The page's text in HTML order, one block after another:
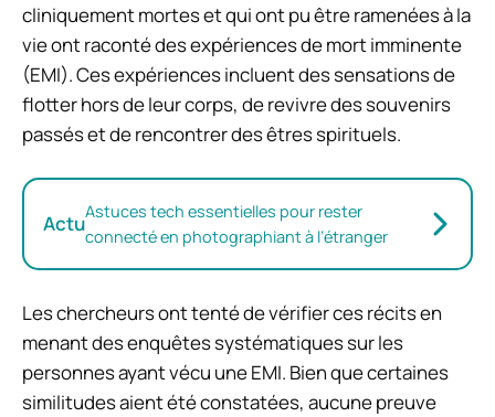
cliniquement mortes et qui ont pu être ramenées à la
vie ont raconté des expériences de mort imminente
(EMI). Ces expériences incluent des sensations de
flotter hors de leur corps, de revivre des souvenirs
passés et de rencontrer des êtres spirituels.
ActuAstuces tech essentielles pour rester
connecté en photographiant à l’étranger
Les chercheurs ont tenté de vérifier ces récits en
menant des enquêtes systématiques sur les
personnes ayant vécu une EMI. Bien que certaines
similitudes aient été constatées, aucune preuve